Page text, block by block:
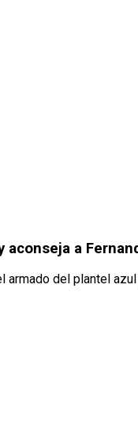
aconseja a
armado del plantel